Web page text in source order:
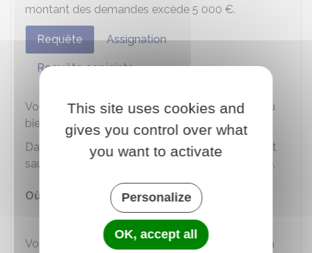
montant des demandes excède 5 000 €.
Requête Assignation
Requête conjointe
Vous pouvez préparer la requête vous-même ou
bien demander à un avocat de le faire.
Dans ce cas, vous devez rémunérer votre avocat
sauf si vous obtenez
totale.
Où s'adresser ?
Avocat
Vous pouvez utiliser le modèle suivant ou bien la
This site uses cookies and
gives you control over what
you want to activate
Personalize
OK, accept all